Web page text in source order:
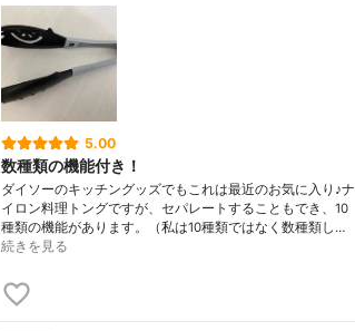
5.00
数種類の機能付き！
ダイソーのキッチングッズでもこれは最近のお気に入り♪ナ
イロン料理トングですが、セパレートすることもでき、10
種類の機能があります。（私は10種類ではなく数種類し…
続きを見る